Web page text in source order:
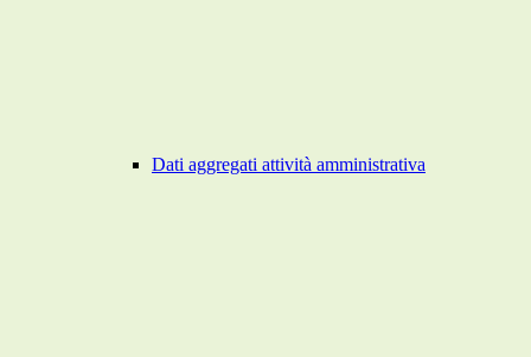
Dati aggregati attività amministrativa